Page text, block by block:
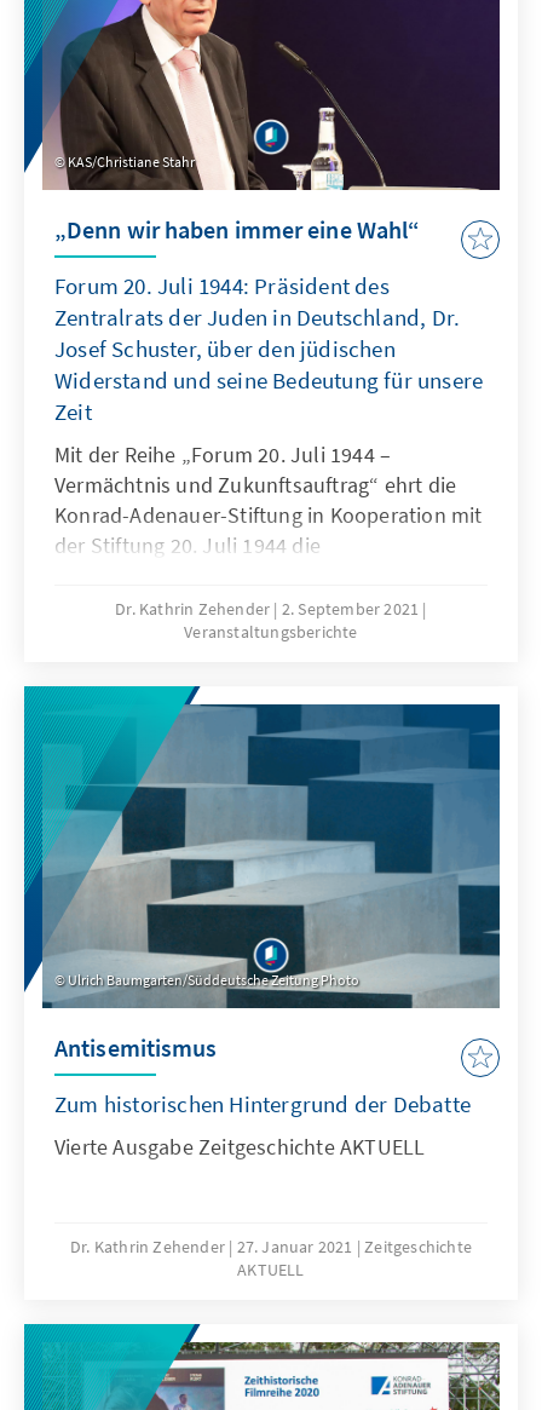
KAS/Christiane Stahr
„Denn wir haben immer eine Wahl“
Forum 20. Juli 1944: Präsident des
Zentralrats der Juden in Deutschland, Dr.
Josef Schuster, über den jüdischen
Widerstand und seine Bedeutung für unsere
Zeit
Mit der Reihe „Forum 20. Juli 1944 –
Vermächtnis und Zukunftsauftrag“ ehrt die
Konrad-Adenauer-Stiftung in Kooperation mit
der Stiftung 20. Juli 1944 die
Nationalsozialismus und hält die Erinnerung
an sie wach. In diesem Jahr sprach der
Deutschland, Dr. Josef Schuster, vor
Angehörigen der Widerstandskämpfer und
Schülerinnen und Schülern des Berliner Willi-
Graf-Gymnasiums über den jüdischen
Widerstand und seine Bedeutung für unsere
Zeit. Die Veranstaltung fand im Jüdischen
Museum Berlin statt, wo die Teilnehmerinnen
und Teilnehmer von der Direktorin des
Jüdischen Museums, Hetty Berg, begrüßt
wurden.
Dr. Kathrin Zehender 2. September 2021
Veranstaltungsberichte
Ulrich Baumgarten/Süddeutsche Zeitung Photo
Antisemitismus
Zum historischen Hintergrund der Debatte
Vierte Ausgabe Zeitgeschichte AKTUELL
Dr. Kathrin Zehender 27. Januar 2021
Zeitgeschichte
AKTUELL